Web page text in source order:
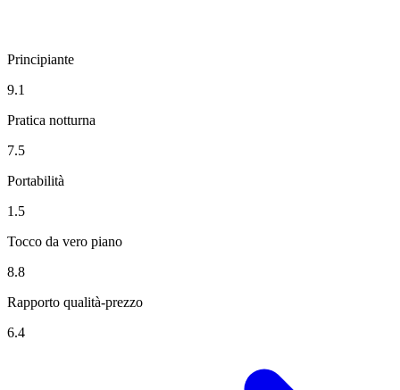
Principiante
9.1
Pratica notturna
7.5
Portabilità
1.5
Tocco da vero piano
8.8
Rapporto qualità-prezzo
6.4